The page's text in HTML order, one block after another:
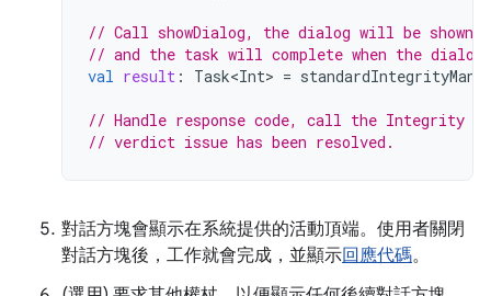
// Call showDialog, the dialog will be
// and the task will complete when the
val result : Task<Int> =
// Handle response code, call the Integrity
// verdict issue has been resolved.
對話方塊會顯示在系統提供的活動頂端。使用者關閉
對話方塊後，工作就會完成，並顯示回應代碼。